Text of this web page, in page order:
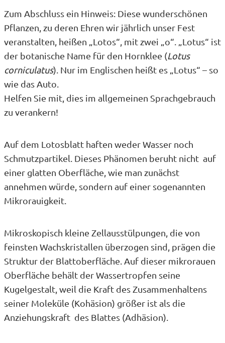
Zum Abschluss ein Hinweis: Diese wunderschönen
Pflanzen, zu deren Ehren wir jährlich unser Fest
veranstalten, heißen „Lotos“, mit zwei „o“. „Lotus“ ist
der botanische Name für den Hornklee (Lotus
corniculatus). Nur im Englischen heißt es „Lotus“ – so
wie das Auto.
Helfen Sie mit, dies im allgemeinen Sprachgebrauch
zu verankern!
Auf dem Lotosblatt haften weder Wasser noch
Schmutzpartikel. Dieses Phänomen beruht nicht auf
einer glatten Oberfläche, wie man zunächst
annehmen würde, sondern auf einer sogenannten
Mikrorauigkeit.
Mikroskopisch kleine Zellausstülpungen, die von
feinsten Wachskristallen überzogen sind, prägen die
Struktur der Blattoberfläche. Auf dieser mikrorauen
Oberfläche behält der Wassertropfen seine
Kugelgestalt, weil die Kraft des Zusammenhaltens
seiner Moleküle (Kohäsion) größer ist als die
Anziehungskraft des Blattes (Adhäsion).